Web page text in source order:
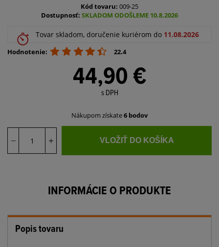
Kód tovaru: 009-25
Dostupnosť: SKLADOM ODOŠLEME 10.8.2026
Tovar skladom, doručenie kuriérom do 11.08.2026
Hodnotenie: 22.4
44,90 €
s DPH
Nákupom získate6 bodov
VLOŽIŤ DO KOŠÍKA
INFORMÁCIE O PRODUKTE
Popis tovaru